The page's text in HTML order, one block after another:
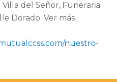
del Señor, Funeraria
Dorado. Ver más
nuestro-